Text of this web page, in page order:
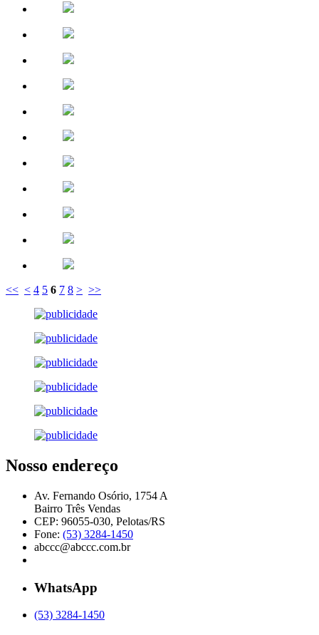
<< < 4 5 6 7 8 > >>
Nosso endereço
Av. Fernando Osório, 1754 A
Bairro Três Vendas
CEP: 96055-030, Pelotas/RS
Fone: (53) 3284-1450
abccc@abccc.com.br
WhatsApp
(53) 3284-1450